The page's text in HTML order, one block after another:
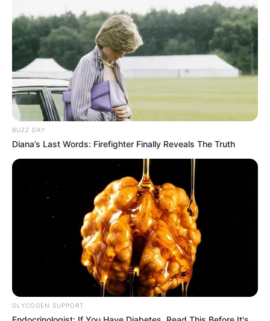
6. Sama seperti sebelumnya tapi model satu ini
dilengkapi dengan ripped sehingga cocok dipakai
untuk jalan-jalan
BUZZ DAY
Diana’s Last Words: Firefighter Finally Reveals The Truth
GLYCOGEN SUPPORT